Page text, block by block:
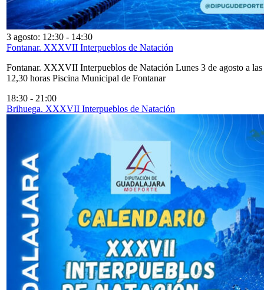
3 agosto: 12:30 - 14:30
Fontanar. XXXVII Interpueblos de Natación
Fontanar. XXXVII Interpueblos de Natación Lunes 3 de agosto a las
12,30 horas Piscina Municipal de Fontanar
18:30 - 21:00
Brihuega. XXXVII Interpueblos de Natación